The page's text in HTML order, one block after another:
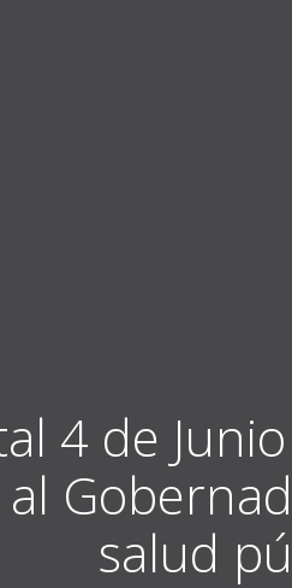
4 de
al
salud